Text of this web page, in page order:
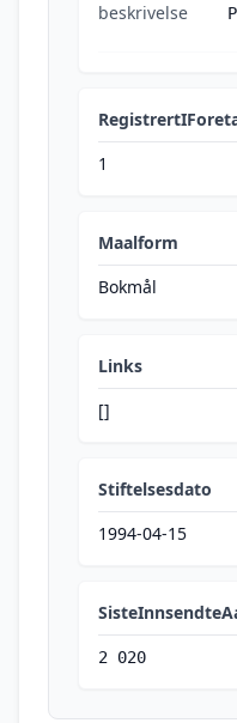
beskrivelse
1
Maalform
Bokmål
Links
[]
Stiftelsesdato
1994-04-15
2 020